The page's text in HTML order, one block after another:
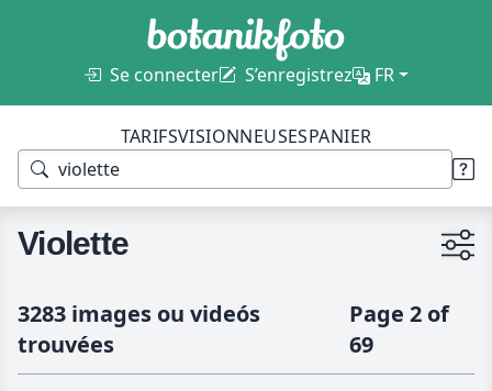
Se connecter S’enregistrez FR
TARIFSVISIONNEUSESPANIER
Violette
3283 images ou videós
trouvées
Page 2 of
69